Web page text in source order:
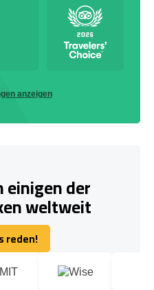
anzeigen
der
weltweit
reden!
reden!